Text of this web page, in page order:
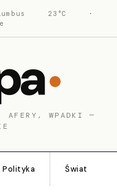
23°C
·
AFERY, WPADKI —
Polityka Świat